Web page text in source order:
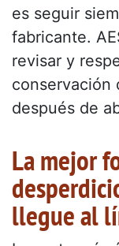
es seguir
fabricante.
revisar y
conservación
después de
La mejor
llegue al